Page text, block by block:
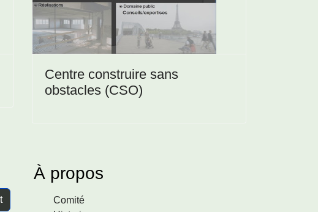
Centre construire sans
obstacles (CSO)
À propos
Comité